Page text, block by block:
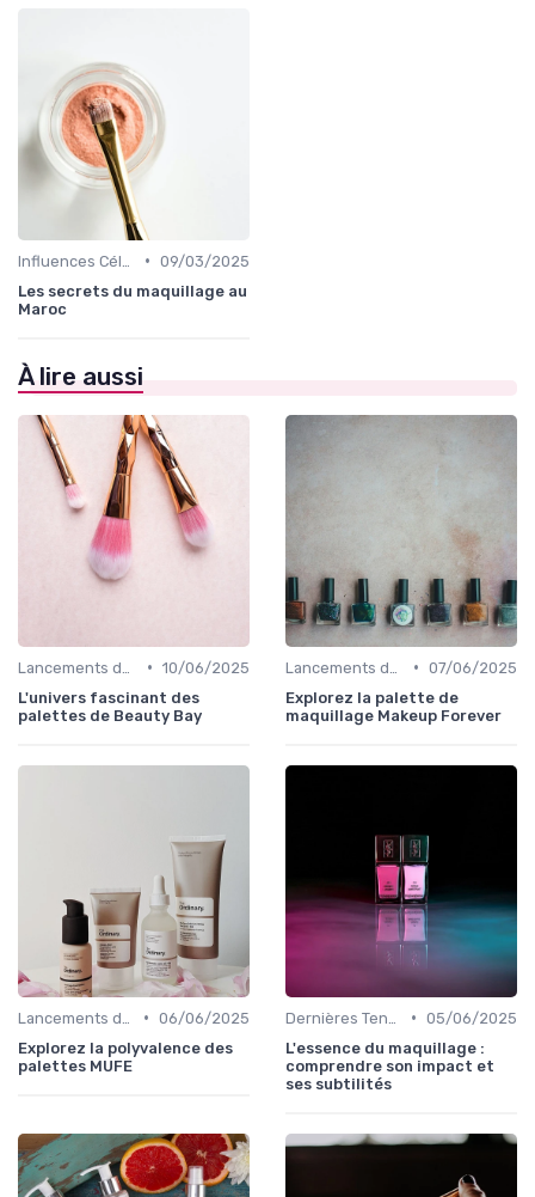
• 09/03/2025
Les secrets du maquillage au
Maroc
À lire aussi
• 10/06/2025
L'univers fascinant des
palettes de Beauty Bay
• 07/06/2025
Explorez la palette de
maquillage Makeup Forever
• 06/06/2025
Explorez la polyvalence des
palettes MUFE
• 05/06/2025
L'essence du maquillage :
comprendre son impact et
ses subtilités